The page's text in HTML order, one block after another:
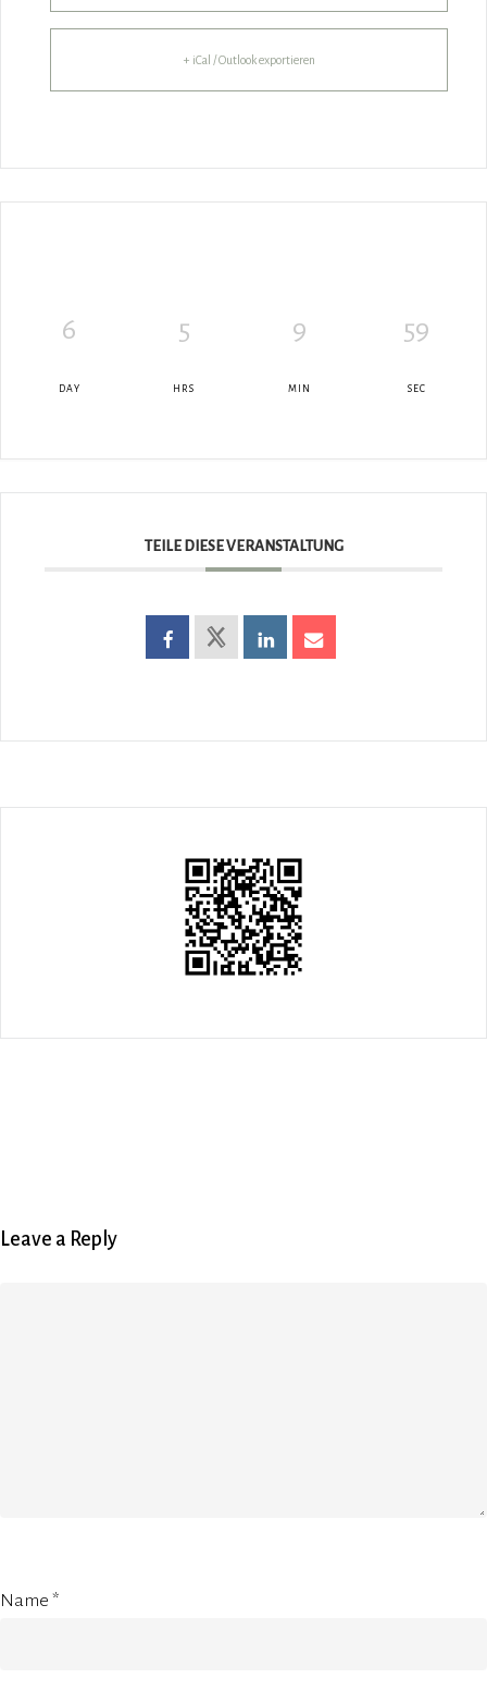
+ iCal / Outlook exportieren
6
DAY
5
HRS
9
MIN
58
SEC
TEILE DIESE VERANSTALTUNG
Leave a Reply
Name *